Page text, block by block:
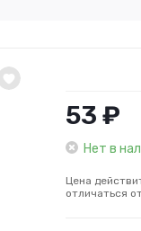
53 ₽
Нет в
Цена
отличаться